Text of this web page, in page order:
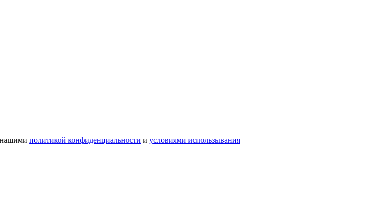
нашими политикой конфиденциальности и условиями использывания